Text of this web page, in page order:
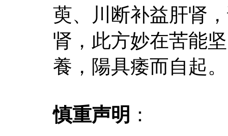
萸、川断补益肝肾
肾，此方妙在苦能
養，陽具痿而自起。
慎重声明 ：